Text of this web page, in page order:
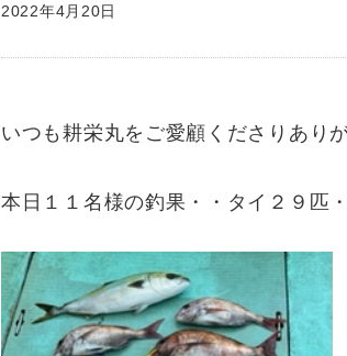
2022年4月20日
いつも耕栄丸をご愛顧くださりあり
本日１１名様の釣果・・タイ２９匹